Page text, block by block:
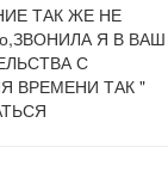
ТАК ЖЕ НЕ
Я В ВАШ
С
ВРЕМЕНИ ТАК "